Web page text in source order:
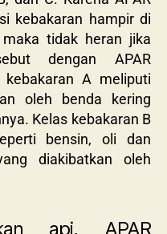
kebakaran hampir di
tidak heran jika
dengan APAR
A meliputi
oleh benda kering
Kelas kebakaran B
bensin, oli dan
diakibatkan oleh
api, APAR